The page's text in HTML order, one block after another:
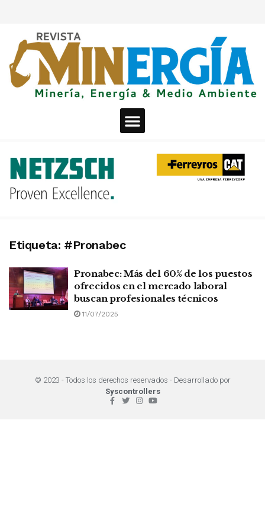
Etiqueta: #Pronabec
Pronabec: Más del 60% de los puestos
ofrecidos en el mercado laboral
buscan profesionales técnicos
11/07/2025
© 2023 - Todos los derechos reservados - Desarrollado por
Syscontrollers